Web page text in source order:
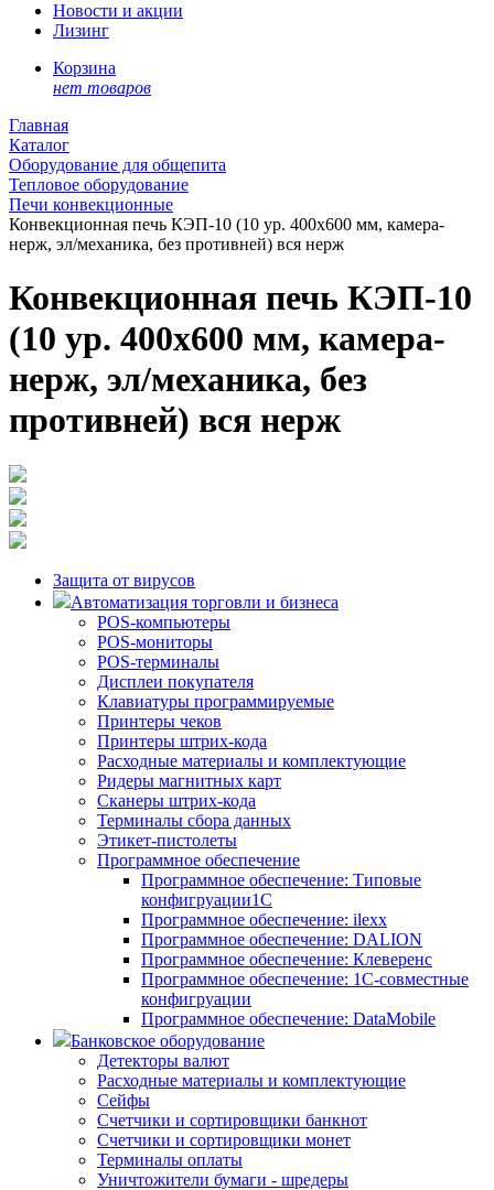
Новости и акции
Лизинг
Корзина
нет товаров
Главная
Каталог
Оборудование для общепита
Тепловое оборудование
Печи конвекционные
Конвекционная печь КЭП-10 (10 ур. 400х600 мм, камера-
нерж, эл/механика, без противней) вся нерж
Конвекционная печь КЭП-10
(10 ур. 400х600 мм, камера-
нерж, эл/механика, без
противней) вся нерж
Защита от вирусов
Автоматизация торговли и бизнеса
POS-компьютеры
POS-мониторы
POS-терминалы
Дисплеи покупателя
Клавиатуры программируемые
Принтеры чеков
Принтеры штрих-кода
Расходные материалы и комплектующие
Ридеры магнитных карт
Сканеры штрих-кода
Терминалы сбора данных
Этикет-пистолеты
Программное обеспечение
Программное обеспечение: Типовые
конфигруации1С
Программное обеспечение: ilexx
Программное обеспечение: DALION
Программное обеспечение: Клеверенс
Программное обеспечение: 1С-совместные
конфигруации
Программное обеспечение: DataMobile
Банковское оборудование
Детекторы валют
Расходные материалы и комплектующие
Сейфы
Счетчики и сортировщики банкнот
Счетчики и сортировщики монет
Терминалы оплаты
Уничтожители бумаги - шредеры